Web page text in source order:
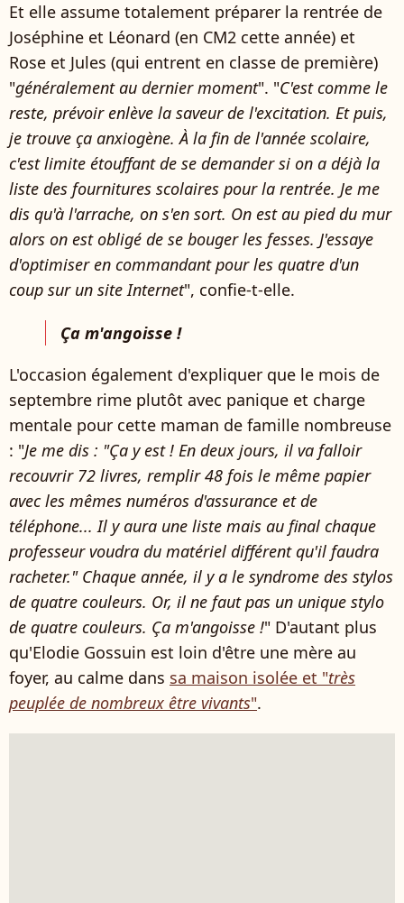
Et elle assume totalement préparer la rentrée de
Joséphine et Léonard (en CM2 cette année) et
Rose et Jules (qui entrent en classe de première)
"généralement au dernier moment". "C'est comme le
reste, prévoir enlève la saveur de l'excitation. Et puis,
je trouve ça anxiogène. À la fin de l'année scolaire,
c'est limite étouffant de se demander si on a déjà la
liste des fournitures scolaires pour la rentrée. Je me
dis qu'à l'arrache, on s'en sort. On est au pied du mur
alors on est obligé de se bouger les fesses. J'essaye
d'optimiser en commandant pour les quatre d'un
coup sur un site Internet", confie-t-elle.
Ça m'angoisse !
L'occasion également d'expliquer que le mois de
septembre rime plutôt avec panique et charge
mentale pour cette maman de famille nombreuse
: "Je me dis : "Ça y est ! En deux jours, il va falloir
recouvrir 72 livres, remplir 48 fois le même papier
avec les mêmes numéros d'assurance et de
téléphone... Il y aura une liste mais au final chaque
professeur voudra du matériel différent qu'il faudra
racheter." Chaque année, il y a le syndrome des stylos
de quatre couleurs. Or, il ne faut pas un unique stylo
de quatre couleurs. Ça m'angoisse !" D'autant plus
qu'Elodie Gossuin est loin d'être une mère au
foyer, au calme dans sa maison isolée et "très
peuplée de nombreux être vivants".